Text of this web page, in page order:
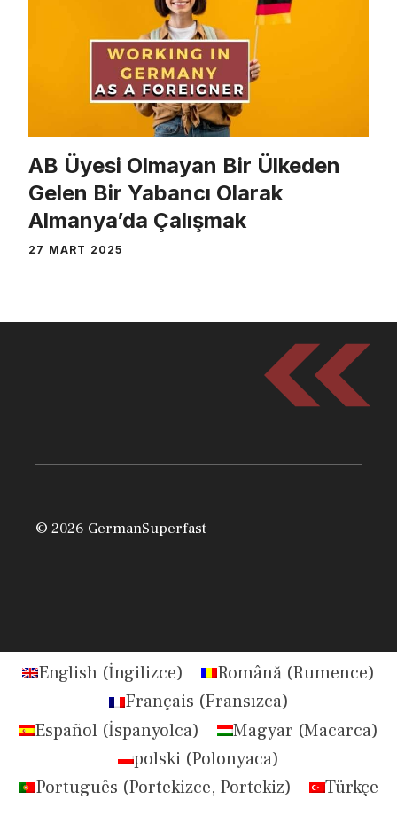
AB Üyesi Olmayan Bir Ülkeden
Gelen Bir Yabancı Olarak
Almanya’da Çalışmak
27 MART 2025
© 2026 GermanSuperfast
English (İngilizce) Română (Rumence)
Français (Fransızca)
Español (İspanyolca) Magyar (Macarca)
polski (Polonyaca)
Português (Portekizce, Portekiz) Türkçe